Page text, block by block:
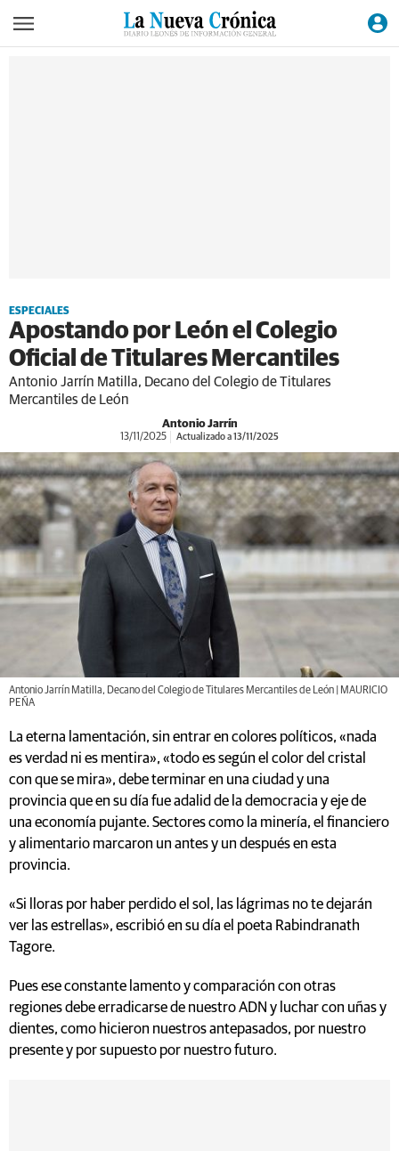
ESPECIALES
Apostando por León el Colegio
Oficial de Titulares Mercantiles
Antonio Jarrín Matilla, Decano del Colegio de Titulares
Mercantiles de León
Antonio Jarrín
13/11/2025 Actualizado a 13/11/2025
Antonio Jarrín Matilla, Decano del Colegio de Titulares Mercantiles de León | MAURICIO
PEÑA
La eterna lamentación, sin entrar en colores políticos, «nada
es verdad ni es mentira», «todo es según el color del cristal
con que se mira», debe terminar en una ciudad y una
provincia que en su día fue adalid de la democracia y eje de
una economía pujante. Sectores como la minería, el financiero
y alimentario marcaron un antes y un después en esta
provincia.
«Si lloras por haber perdido el sol, las lágrimas no te dejarán
ver las estrellas», escribió en su día el poeta Rabindranath
Tagore.
Pues ese constante lamento y comparación con otras
regiones debe erradicarse de nuestro ADN y luchar con uñas y
dientes, como hicieron nuestros antepasados, por nuestro
presente y por supuesto por nuestro futuro.